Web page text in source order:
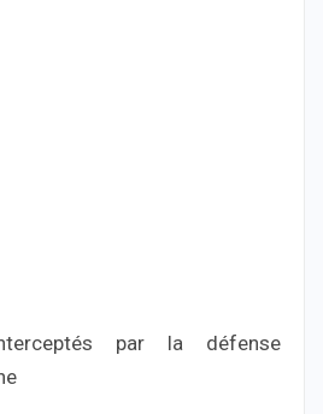
par la défense